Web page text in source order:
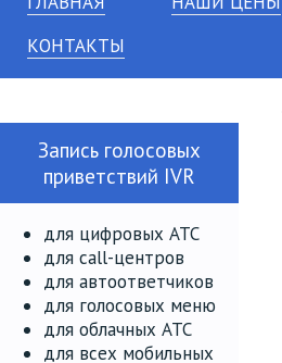
КОНТАКТЫ
Запись голосовых
приветствий IVR
для цифровых АТС
для call-центров
для автоответчиков
для голосовых меню
для облачных АТС
для всех мобильных